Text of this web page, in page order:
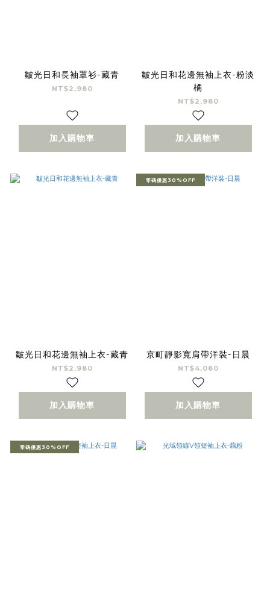
皺光日和長袖罩衫-藏青
NT$2,980
加入購物車
皺光日和花邊無袖上衣-粉淡
橘
NT$2,980
加入購物車
皺光日和花邊無袖上衣-藏青
NT$2,980
加入購物車
零碼優惠30%OFF
京町靜影寬肩帶洋裝-日晨
NT$4,080
加入購物車
零碼優惠30%OFF